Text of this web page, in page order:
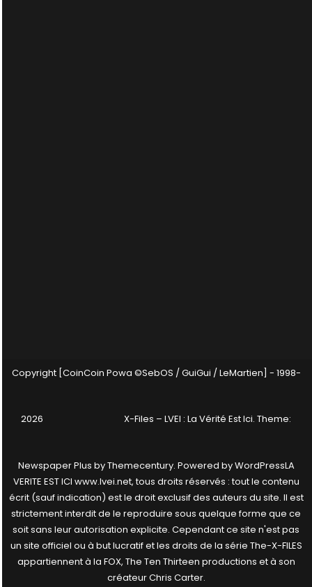
Copyright [CoinCoin Powa ©SebOS / GuiGui / LeMartien] - 1998-
2026 X-Files – LVEI : La Vérité Est Ici. Theme:
Newspaper Plus byThemecentury. Powered byWordPressLA
VERITE EST ICI www.lvei.net, tous droits réservés : tout le contenu
écrit (sauf indication) est le droit exclusif des auteurs du site. Il est
strictement interdit de le reproduire sous quelque forme que ce
soit sans leur autorisation explicite. Cependant ce site n'est pas
un site officiel ou à but lucratif et les droits de la série The-X-FILES
appartiennent à la FOX, The Ten Thirteen productions et à son
créateur Chris Carter.